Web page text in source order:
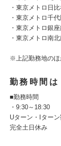
・東京メトロ
・東京メトロ
・東京メトロ
・東京メトロ
※上記勤務地のほ
勤務時間は
■勤務時間
・9:30～18:30
Uターン・Iター
完全土日休み